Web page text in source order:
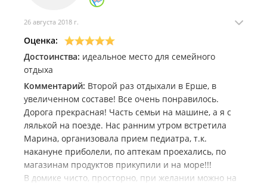
26 августа 2018 г.
Оценка:
Достоинства: идеальное место для семейного
отдыха
Комментарий: Второй раз отдыхали в Ерше, в
увеличенном составе! Все очень понравилось.
Дорога прекрасная! Часть семьи на машине, а я с
лялькой на поезде. Нас ранним утром встретила
Марина, организовала прием педиатра, т.к.
накануне приболели, по аптекам проехались, по
магазинам продуктов прикупили и на море!!!
В домике чисто, просторно, при желании можно на